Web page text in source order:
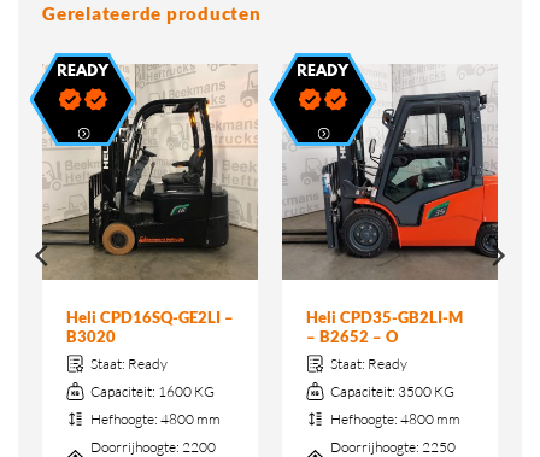
Gerelateerde producten
Heli CPD16SQ-GE2LI –
B3020
Staat: Ready
Capaciteit: 1600 KG
Hefhoogte: 4800 mm
Doorrijhoogte: 2200
Heli CPD35-GB2LI-M
– B2652 – O
Staat: Ready
Capaciteit: 3500 KG
Hefhoogte: 4800 mm
Doorrijhoogte: 2250